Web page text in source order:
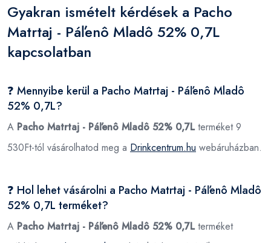
Gyakran ismételt kérdések a Pacho
Matrtaj - Páľenô Mladô 52% 0,7L
kapcsolatban
❓ Mennyibe kerül a Pacho Matrtaj - Páľenô Mladô
52% 0,7L?
A Pacho Matrtaj - Páľenô Mladô 52% 0,7Lterméket 9
530Ft-tól vásárolhatod meg a Drinkcentrum.hu webáruházban.
❓ Hol lehet vásárolni a Pacho Matrtaj - Páľenô Mladô
52% 0,7L terméket?
A Pacho Matrtaj - Páľenô Mladô 52% 0,7Lterméket